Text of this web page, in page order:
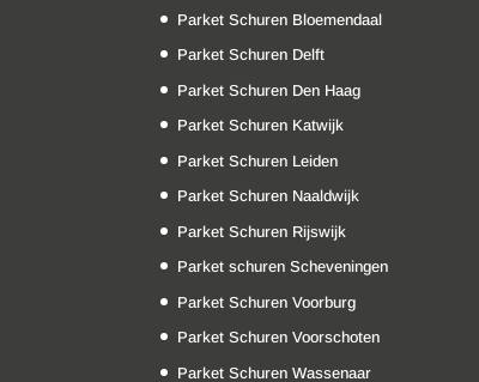
Parket Schuren Bloemendaal
Parket Schuren Delft
Parket Schuren Den Haag
Parket Schuren Katwijk
Parket Schuren Leiden
Parket Schuren Naaldwijk
Parket Schuren Rijswijk
Parket schuren Scheveningen
Parket Schuren Voorburg
Parket Schuren Voorschoten
Parket Schuren Wassenaar